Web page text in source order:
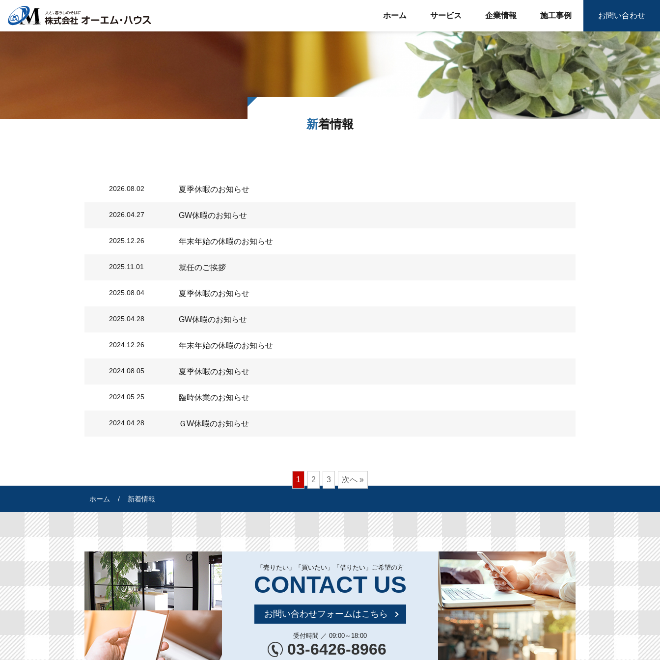
お問い合わせ
ホーム サービス 企業情報 施工事例
新着情報
2026.08.02 夏季休暇のお知らせ
2026.04.27 GW休暇のお知らせ
2025.12.26 年末年始の休暇のお知らせ
2025.11.01 就任のご挨拶
2025.08.04 夏季休暇のお知らせ
2025.04.28 GW休暇のお知らせ
2024.12.26 年末年始の休暇のお知らせ
2024.08.05 夏季休暇のお知らせ
2024.05.25 臨時休業のお知らせ
2024.04.28 ＧW休暇のお知らせ
1 2 3 次へ »
ホーム / 新着情報
「売りたい」「買いたい」「借りたい」ご希望の方
CONTACT US
お問い合わせフォームはこちら
受付時間 ／ 09:00～18:00
03-6426-8966